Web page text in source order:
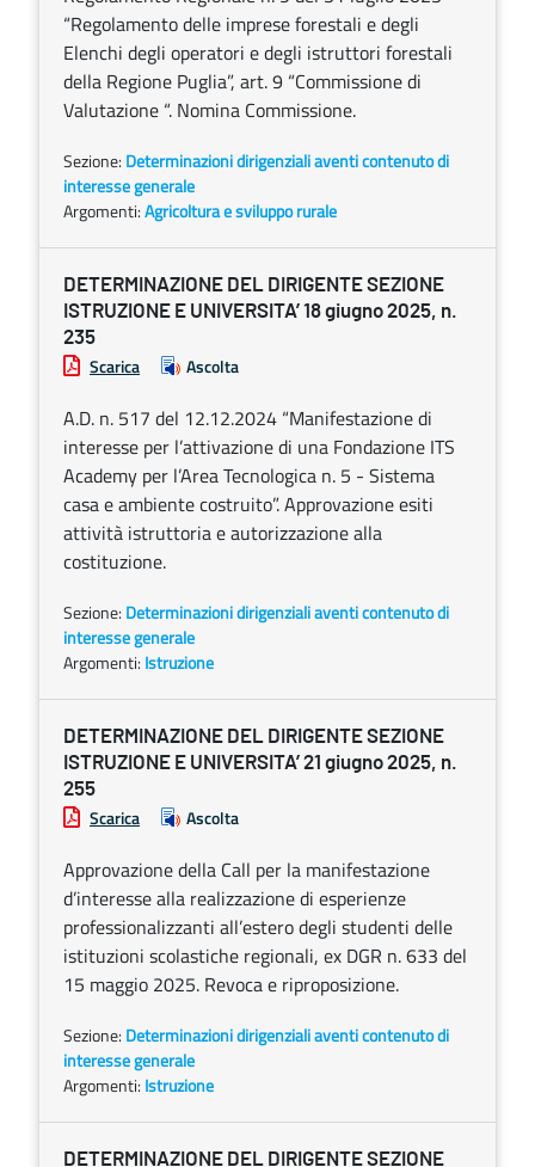
“Regolamento delle imprese forestali e degli
Elenchi degli operatori e degli istruttori forestali
della Regione Puglia”, art. 9 “Commissione di
Valutazione “. Nomina Commissione.
Sezione: Determinazioni dirigenziali aventi contenuto di
interesse generale
Argomenti:Agricoltura e sviluppo rurale
DETERMINAZIONE DEL DIRIGENTE SEZIONE
ISTRUZIONE E UNIVERSITA’ 18 giugno 2025, n.
235
Scarica Ascolta
A.D. n. 517 del 12.12.2024 “Manifestazione di
interesse per l’attivazione di una Fondazione ITS
Academy per l’Area Tecnologica n. 5 - Sistema
casa e ambiente costruito”. Approvazione esiti
attività istruttoria e autorizzazione alla
costituzione.
Sezione: Determinazioni dirigenziali aventi contenuto di
interesse generale
Argomenti: Istruzione
DETERMINAZIONE DEL DIRIGENTE SEZIONE
ISTRUZIONE E UNIVERSITA’ 21 giugno 2025, n.
255
Scarica Ascolta
Approvazione della Call per la manifestazione
d’interesse alla realizzazione di esperienze
professionalizzanti all’estero degli studenti delle
istituzioni scolastiche regionali, ex DGR n. 633 del
15 maggio 2025. Revoca e riproposizione.
Sezione: Determinazioni dirigenziali aventi contenuto di
interesse generale
Argomenti: Istruzione
DETERMINAZIONE DEL DIRIGENTE SEZIONE